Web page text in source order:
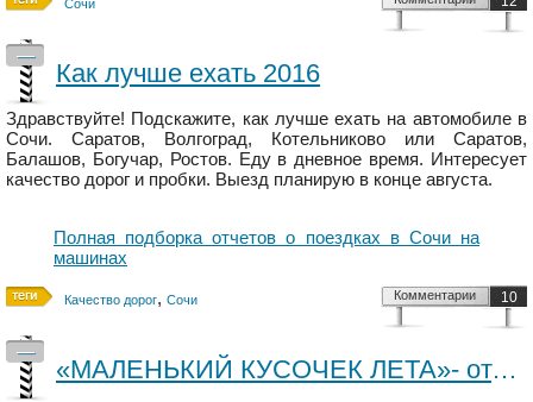
Сочи
—
Как лучше ехать 2016
Здравствуйте! Подскажите, как лучше ехать на автомобиле в
Сочи. Саратов, Волгоград, Котельниково или Саратов,
Балашов, Богучар, Ростов. Еду в дневное время. Интересует
качество дорог и пробки. Выезд планирую в конце августа.
Полная подборка отчетов о поездках в Сочи на
машинах
Качество дорог, Сочи 10
Комментарии
—
«МАЛЕНЬКИЙ КУСОЧЕК ЛЕТА»- отдых на нашем юге- Часть 1